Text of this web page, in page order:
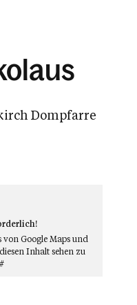
Dompfarre
von Google Mapsund
Inhalt sehen zu